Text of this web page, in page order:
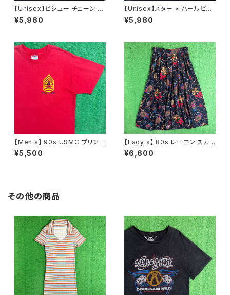
【Unisex】ビジュー チェーン ブ
レスレット / 古着 アクセサリー
N0737
¥5,980
【Unisex】スター × パールビー
ズ チャーム チェーン ブレスレッ
ト / 古着 アクセサリー N1109
¥5,980
【Men's】 90s USMC プリント
Tシャツ / アメリカ製 USA製 9
0年代 ティーシャツ T-Shirt 古
¥5,500
【Lady's】 80s レーヨン スカ
ーフ柄 スカート / 80年代 古着
レディース 総柄 2266
¥6,600
その他の商品